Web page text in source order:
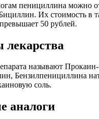
пенициллина можно
Их стоимость в
50 рублей.
называют Прокаин-
Бензилпенициллина
соль.
аналоги